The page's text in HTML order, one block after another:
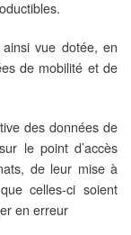
ainsi vue dotée, en
de mobilité et de
des données de
le point d’accès
de leur mise à
celles-ci soient
en erreur